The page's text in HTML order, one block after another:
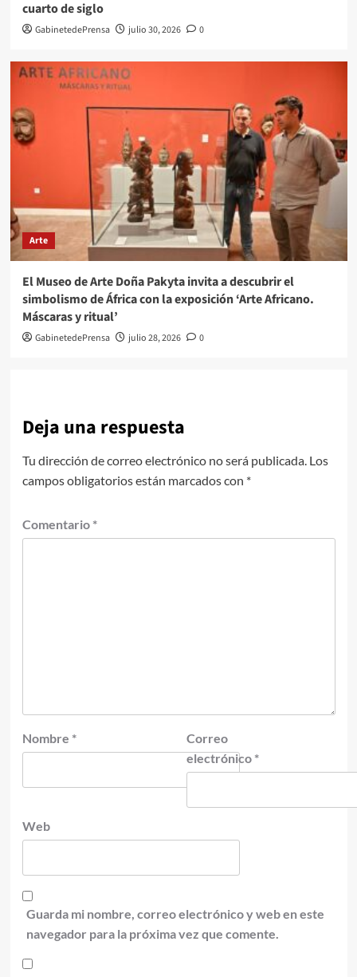
cuarto de siglo
GabinetedePrensa julio 30, 2026 0
Arte
El Museo de Arte Doña Pakyta invita a descubrir el
simbolismo de África con la exposición ‘Arte Africano.
Máscaras y ritual’
GabinetedePrensa julio 28, 2026 0
Deja una respuesta
Tu dirección de correo electrónico no será publicada. Los
campos obligatorios están marcados con *
Comentario *
Nombre *
Correo
electrónico *
Web
Guarda mi nombre, correo electrónico y web en este
navegador para la próxima vez que comente.